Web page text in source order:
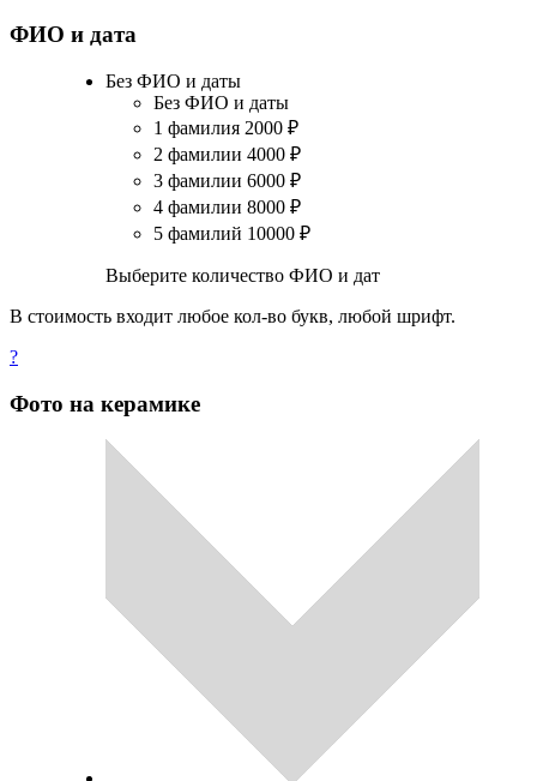
ФИО и дата
Без ФИО и даты
Без ФИО и даты
1 фамилия 2000 ₽
2 фамилии 4000 ₽
3 фамилии 6000 ₽
4 фамилии 8000 ₽
5 фамилий 10000 ₽
Выберите количество ФИО и дат
В стоимость входит любое кол-во букв, любой шрифт.
?
Фото на керамике